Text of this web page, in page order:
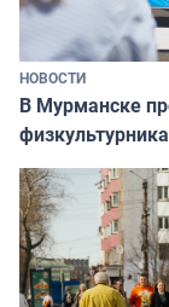
НОВОСТИ
В Мурманске
физкультурника